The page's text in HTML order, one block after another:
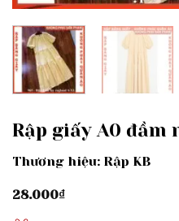
Rập giấy A0 đầm
Thương hiệu: Rập KB
28.000₫